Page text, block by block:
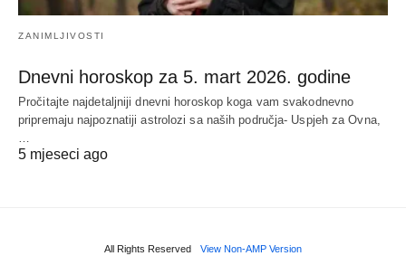
ZANIMLJIVOSTI
Dnevni horoskop za 5. mart 2026. godine
Pročitajte najdetaljniji dnevni horoskop koga vam svakodnevno
pripremaju najpoznatiji astrolozi sa naših područja- Uspjeh za Ovna,
…
5 mjeseci ago
All Rights Reserved View Non-AMP Version